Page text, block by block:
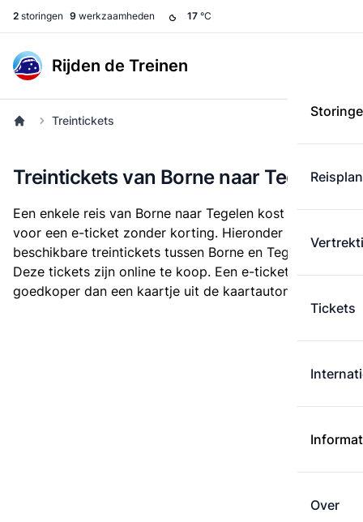
2 storingen 9 werkzaamheden 17 °C
Rijden de Treinen
Tickets
Over
Treintickets
Treintickets van Borne naar Tegelen
Een enkele reis van Borne naar Tegelen kost
€ 31,76
voor een e-ticket zonder korting. Hieronder staan alle
beschikbare treintickets tussen Borne en Tegelen.
Deze tickets zijn online te koop. Een e-ticket is altijd
goedkoper dan een kaartje uit de kaartautomaat.